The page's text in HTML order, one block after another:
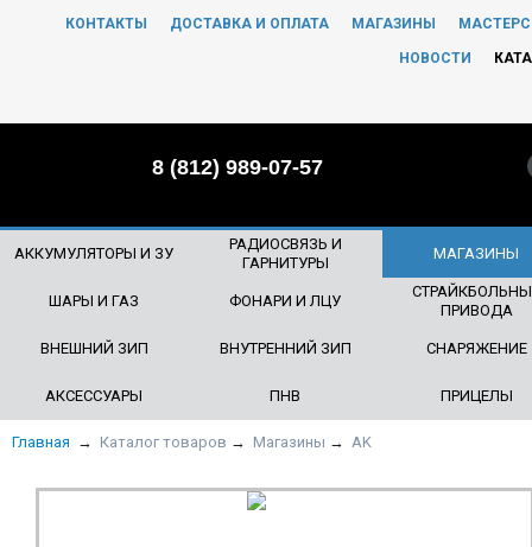
КОНТАКТЫ ДОСТАВКА И ОПЛАТА МАГАЗИНЫ
НОВОСТИ
8 (812) 989-07-57
АККУМУЛЯТОРЫ И ЗУ
РАДИОСВЯЗЬ И
ГАРНИТУРЫ
МАГАЗИНЫ
ШАРЫ И ГАЗ ФОНАРИ И ЛЦУ
ПРИВОДА
ВНЕШНИЙ ЗИП ВНУТРЕННИЙ ЗИП СНАРЯЖЕНИЕ
АКСЕССУАРЫ ПНВ ПРИЦЕЛЫ
Главная → Каталог товаров → Магазины → AK
ЧТО БУДЕМ ИСКАТЬ?